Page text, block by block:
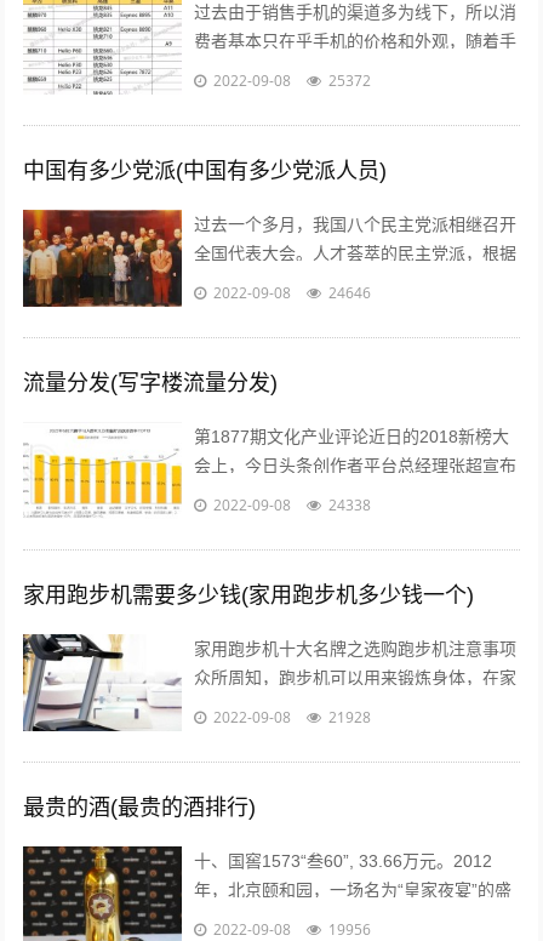
过去由于销售手机的渠道多为线下，所以消
费者基本只在乎手机的价格和外观，随着手
机线上销售渠道的拓宽，以及小米曾打出性
2022-09-08 25372
中国有多少党派(中国有多少党派人员)
过去一个多月，我国八个民主党派相继召开
全国代表大会。人才荟萃的民主党派，根据
历史传统各有特色、成员界别也各具特点。
2022-09-08 24646
流量分发(写字楼流量分发)
第1877期文化产业评论近日的2018新榜大
会上，今日头条创作者平台总经理张超宣布
头条号平台将全面升级。升级后，平台将支
2022-09-08 24338
家用跑步机需要多少钱(家用跑步机多少钱一个)
家用跑步机十大名牌之选购跑步机注意事项
众所周知，跑步机可以用来锻炼身体，在家
配置跑步机的明星也不少。近日，张继科的
2022-09-08 21928
最贵的酒(最贵的酒排行)
十、国窖1573“叁60”, 33.66万元。2012
年，北京颐和园，一场名为“皇家夜宴”的盛
宴举行。中国高端奢侈白酒品牌——国窖
2022-09-08 19956